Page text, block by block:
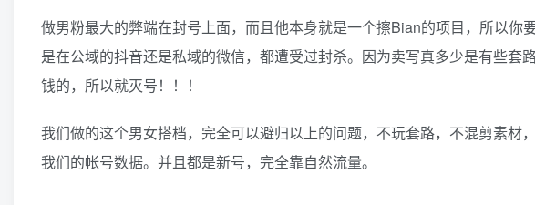
做男粉最大的弊端在封号上面，而且他本身就是一个擦Bian的项目，所以你
是在公域的抖音还是私域的微信，都遭受过封杀。因为卖写真多少是有些
钱的，所以就灭号！！！
我们做的这个男女搭档，完全可以避归以上的问题，不玩套路，不混剪素材
我们的帐号数据。并且都是新号，完全靠自然流量。